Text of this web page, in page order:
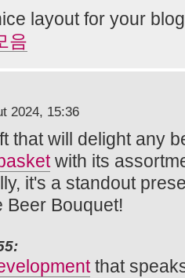
layout for your
음
2024, 15:36
that will delight any
with its
it's a standout
Beer Bouquet!
that